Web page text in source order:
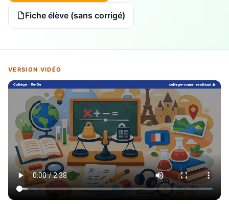
Fiche élève (sans corrigé)
VERSION VIDÉO